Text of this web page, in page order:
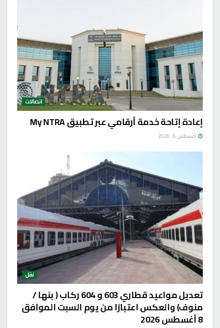
اتصالات
إعادة إتاحة خدمة أرقامي عبر تطبيق My NTRA
أغسطس 6, 2026
نقل
تعديل مواعيد قطاري 603 و 604 ركاب ( بنها /
منوف) والعكس اعتبارًا من يوم السبت الموافق
8 أغسطس 2026